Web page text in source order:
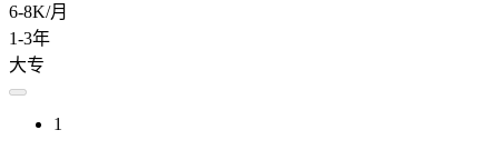
6-8K/月
1-3年
大专
1